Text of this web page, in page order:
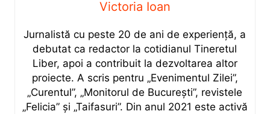
Victoria Ioan
Jurnalistă cu peste 20 de ani de experiență, a
debutat ca redactor la cotidianul Tineretul
Liber, apoi a contribuit la dezvoltarea altor
proiecte. A scris pentru „Evenimentul Zilei”,
„Curentul”, „Monitorul de București”, revistele
„Felicia” și „Taifasuri”. Din anul 2021 este activă